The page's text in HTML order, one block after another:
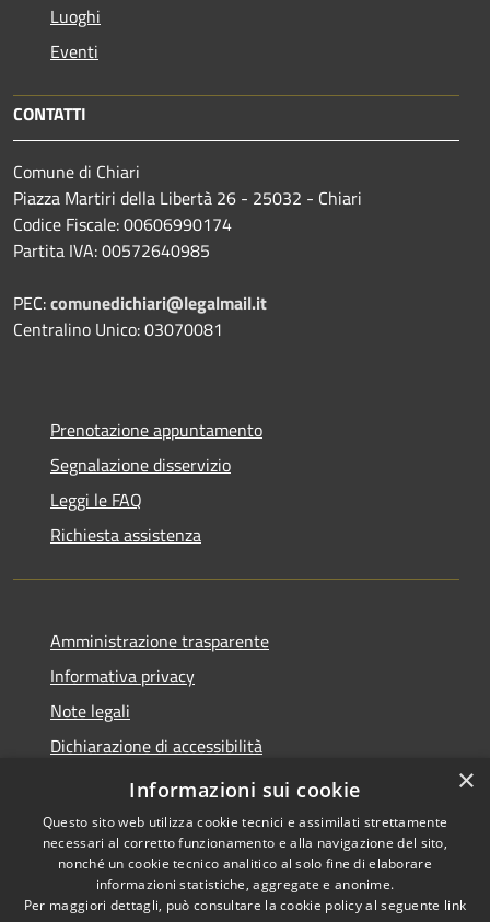
Luoghi
Eventi
CONTATTI
Comune di Chiari
Piazza Martiri della Libertà 26 - 25032 - Chiari
Codice Fiscale: 00606990174
Partita IVA: 00572640985
PEC:comunedichiari@legalmail.it
Centralino Unico: 03070081
Prenotazione appuntamento
Segnalazione disservizio
Leggi le FAQ
Richiesta assistenza
Amministrazione trasparente
Informativa privacy
Note legali
Dichiarazione di accessibilità
Obiettivi accessibilità
Copyright © 2026 • Comune di
×
Informazioni sui cookie
Questo sito web utilizza cookie tecnici e assimilati strettamente
necessari al corretto funzionamento e alla navigazione del sito,
nonché un cookie tecnico analitico al solo fine di elaborare
informazioni statistiche, aggregate e anonime.
Per maggiori dettagli, può consultare la cookie policy al seguente link